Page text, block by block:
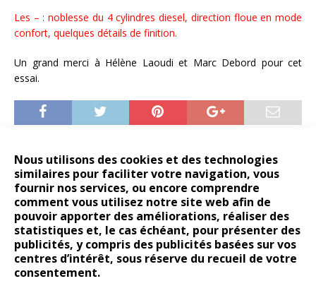
Nous utilisons des cookies et des technologies
similaires pour faciliter votre navigation, vous
fournir nos services, ou encore comprendre
comment vous utilisez notre site web afin de
pouvoir apporter des améliorations, réaliser des
statistiques et, le cas échéant, pour présenter des
publicités, y compris des publicités basées sur vos
centres d’intérêt, sous réserve du recueil de votre
consentement.
Les – : noblesse du 4 cylindres diesel, direction floue en mode
confort, quelques détails de finition.
Un grand merci à Hélène Laoudi et Marc Debord pour cet
essai.
AUDI AVICII BMW CROSSOVER
ESSAI GÉNÉRATION MADE BY SWEDEN
MERCEDES PREMIUM RENOUVELLEMENT
SUÈDE SUV TEST TESTDRIVE VOLVO
XC90